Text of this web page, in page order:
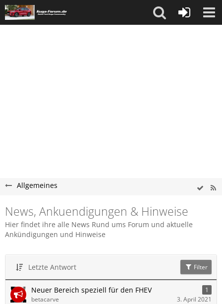
Allgemeines
News, Ankuendigungen & Hinweise
Hier findet ihre alle News Rund ums Forum und aktuelle
Ankündigungen und Hinweise
Letzte Antwort Filter
Neuer Bereich speziell für den FHEV
1
betacarve
3. April 2021